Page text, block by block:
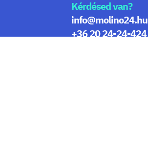
Kérdésed van?
info@molino24.hu
+36 20 24-24-424